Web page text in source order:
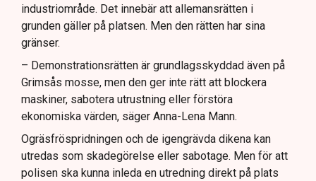
industriområde. Det innebär att allemansrätten i
grunden gäller på platsen. Men den rätten har sina
gränser.
– Demonstrationsrätten är grundlagsskyddad även på
Grimsås mosse, men den ger inte rätt att blockera
maskiner, sabotera utrustning eller förstöra
ekonomiska värden, säger Anna-Lena Mann.
Ogräsfröspridningen och de igengrävda dikena kan
utredas som skadegörelse eller sabotage. Men för att
polisen ska kunna inleda en utredning direkt på plats